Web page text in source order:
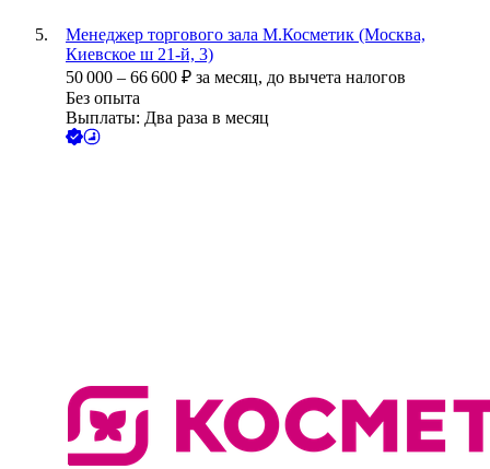
Менеджер торгового зала М.Косметик (Москва,
Киевское ш 21-й, 3)
50 000 – 66 600 ₽ за месяц, до вычета налогов
Без опыта
Выплаты: Два раза в месяц